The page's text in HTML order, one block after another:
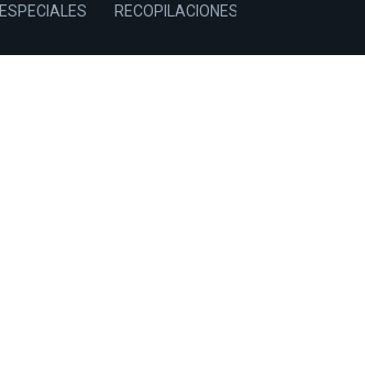
ESPECIALES RECOPILACIONES